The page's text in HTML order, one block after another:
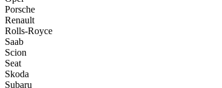
Porsche
Renault
Rolls-Royce
Saab
Scion
Seat
Skoda
Subaru